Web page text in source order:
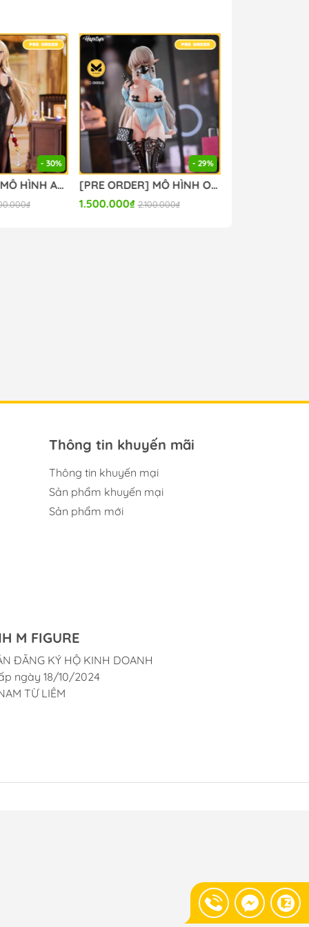
- 30%
[PRE ORDER] MÔ HÌNH Azur Lane - Bismarck - 1/6 (Bear Panda) FIGURE CHÍNH HÃNG
- 29%
[PRE ORDER] MÔ HÌNH Original - Kurona - 1/6 (Hapitopi) FIGURE CHÍNH HÃNG
1.500.000₫ 2.100.000₫
Thông tin khuyến mãi
Thông tin khuyến mại
Sản phẩm khuyến mại
Sản phẩm mới
M FIGURE
ĐĂNG KÝ HỘ KINH DOANH
ngày 18/10/2024
TỪ LIÊM